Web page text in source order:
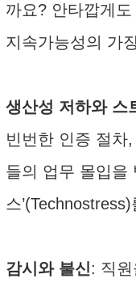
까요? 안타깝게
지속가능성의 가
생산성 저하와 스
빈번한 인증 절차
들의 업무 몰입을
스
감시와 불신: 직